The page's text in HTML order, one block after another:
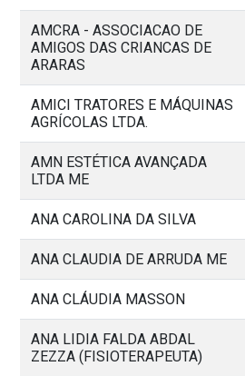
AMCRA - ASSOCIACAO DE
AMIGOS DAS CRIANCAS DE
ARARAS
AMICI TRATORES E MÁQUINAS
AGRÍCOLAS LTDA.
AMN ESTÉTICA AVANÇADA
LTDA ME
ANA CAROLINA DA SILVA
ANA CLAUDIA DE ARRUDA ME
ANA CLÁUDIA MASSON
ANA LIDIA FALDA ABDAL
ZEZZA (FISIOTERAPEUTA)